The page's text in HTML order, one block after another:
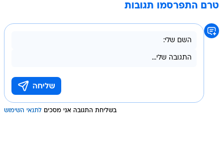
טרם התפרסמו תגובות
בשליחת התגובה אני מסכים לתנאי השימוש